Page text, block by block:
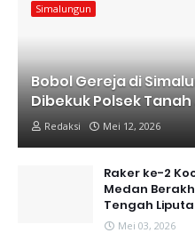
Simalungun
Bobol Gereja di
Dibekuk Polsek
Redaksi Mei 12, 2026
Raker ke-2
Medan
Tengah
Mei 03, 2026